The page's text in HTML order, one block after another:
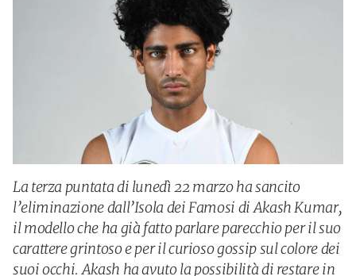
La terza puntata di lunedì 22 marzo ha sancito
l’eliminazione dall’Isola dei Famosi di Akash Kumar,
il modello che ha già fatto parlare parecchio per il suo
carattere grintoso e per il curioso gossip sul colore dei
suoi occhi. Akash ha avuto la possibilità di restare in